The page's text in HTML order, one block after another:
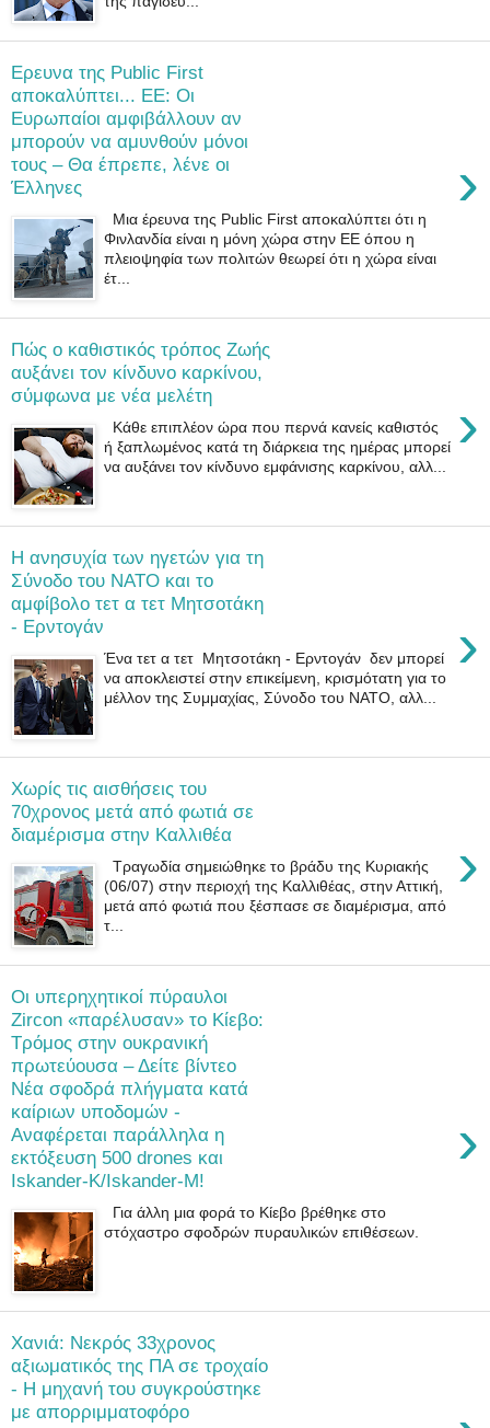
Eρευνα της Public First
αποκαλύπτει... EE: Οι
Ευρωπαίοι αμφιβάλλουν αν
μπορούν να αμυνθούν μόνοι
τους – Θα έπρεπε, λένε οι
Έλληνες
›
Μια έρευνα της Public First αποκαλύπτει ότι η
Φινλανδία είναι η μόνη χώρα στην ΕΕ όπου η
πλειοψηφία των πολιτών θεωρεί ότι η χώρα είναι
έτ...
Πώς ο καθιστικός τρόπος Zωής
αυξάνει τον κίνδυνο καρκίνου,
σύμφωνα με νέα μελέτη
›
Κάθε επιπλέον ώρα που περνά κανείς καθιστός
ή ξαπλωμένος κατά τη διάρκεια της ημέρας μπορεί
να αυξάνει τον κίνδυνο εμφάνισης καρκίνου, αλλ...
Η ανησυχία των ηγετών για τη
Σύνοδο του NATO και το
αμφίβολο τετ α τετ Μητσοτάκη
- Ερντογάν
›
Ένα τετ α τετ Μητσοτάκη - Ερντογάν δεν μπορεί
να αποκλειστεί στην επικείμενη, κρισμότατη για το
μέλλον της Συμμαχίας, Σύνοδο του ΝΑΤΟ, αλλ...
Χωρίς τις αισθήσεις του
70χρονος μετά από φωτιά σε
διαμέρισμα στην Καλλιθέα
›
Τραγωδία σημειώθηκε το βράδυ της Κυριακής
(06/07) στην περιοχή της Καλλιθέας, στην Αττική,
μετά από φωτιά που ξέσπασε σε διαμέρισμα, από
τ...
Οι υπερηχητικοί πύραυλοι
Zircon «παρέλυσαν» το Κίεβο:
Τρόμος στην ουκρανική
πρωτεύουσα – Δείτε βίντεο
Νέα σφοδρά πλήγματα κατά
καίριων υπoδομών -
Αναφέρεται παράλληλα η
εκτόξευση 500 drones και
Iskander-K/Iskander-M!
›
Για άλλη μια φορά το Κίεβο βρέθηκε στο
στόχαστρο σφοδρών πυραυλικών επιθέσεων.
Χανιά: Νεκρός 33χρονος
αξιωματικός της ΠΑ σε τροχαίο
- Η μηχανή του συγκρούστηκε
με απορριμματοφόρο